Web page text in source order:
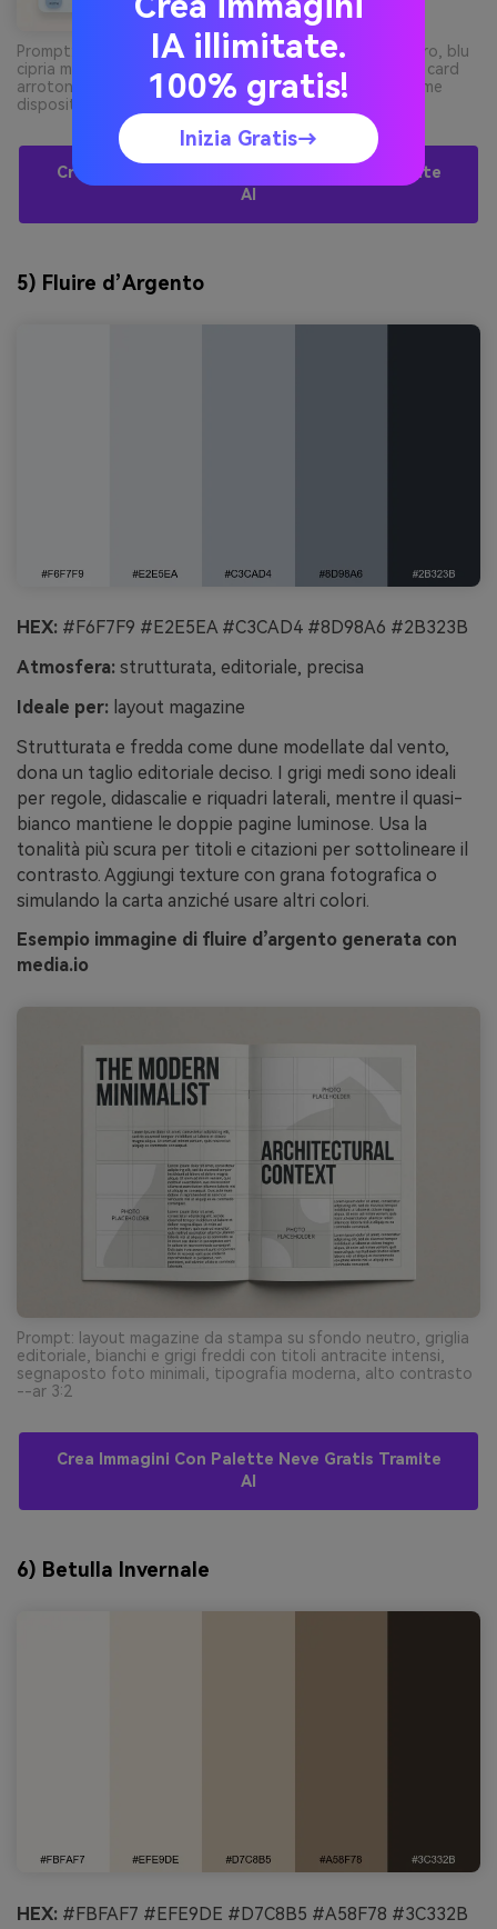
Prompt: UI screens 2d app meditazione su sfondo neutro, blu
cipria morbidi e pannelli quasi bianchi, gradienti delicati, card
arrotondate, tipografia calma, testo ardesia, senza frame
dispositivo --ar 9:16
Crea Immagini Con Palette Neve Gratis Tramite
AI
5) Fluire d’Argento
HEX: #F6F7F9 #E2E5EA #C3CAD4 #8D98A6 #2B323B
Atmosfera: strutturata, editoriale, precisa
Ideale per: layout magazine
Strutturata e fredda come dune modellate dal vento,
dona un taglio editoriale deciso. I grigi medi sono ideali
per regole, didascalie e riquadri laterali, mentre il quasi-
bianco mantiene le doppie pagine luminose. Usa la
tonalità più scura per titoli e citazioni per sottolineare il
contrasto. Aggiungi texture con grana fotografica o
simulando la carta anziché usare altri colori.
Esempio immagine di fluire d’argento generata con
media.io
Prompt: layout magazine da stampa su sfondo neutro, griglia
editoriale, bianchi e grigi freddi con titoli antracite intensi,
segnaposto foto minimali, tipografia moderna, alto contrasto
--ar 3:2
Crea Immagini Con Palette Neve Gratis Tramite
AI
6) Betulla Invernale
HEX: #FBFAF7 #EFE9DE #D7C8B5 #A58F78 #3C332B
IA illimitate.
100% gratis!
Inizia Gratis→